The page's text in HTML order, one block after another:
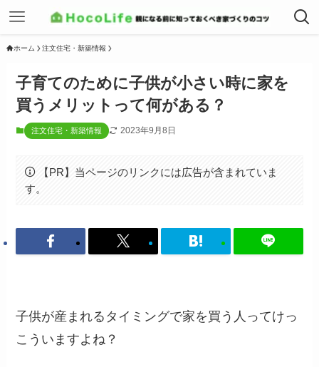
ホーム 注文住宅・新築情報
子育てのために子供が小さい時に家を
買うメリットって何がある？
注文住宅・新築情報 2023年9月8日
【PR】当ページのリンクには広告が含まれていま
す。
子供が産まれるタイミングで家を買う人ってけっ
こういますよね？